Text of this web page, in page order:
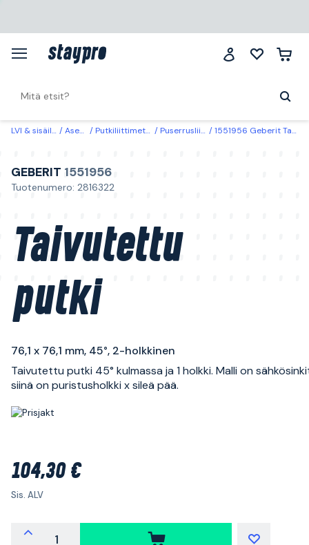
LVI & sisäilma Asennus Putkiliittimet & adapterit Puserrusliittimet & -kulmat 1551956 Geberit Taivutettu putki 76,1 x 76,1 mm, 45°, 2-holkkinen
GEBERIT 1551956
Tuotenumero: 2816322
Taivutettu
putki
76,1 x 76,1 mm, 45°, 2-holkkinen
Taivutettu putki 45° kulmassa ja 1 holkki. Malli on
siinä on puristusholkki x sileä pää.
104,30 €
Sis. ALV